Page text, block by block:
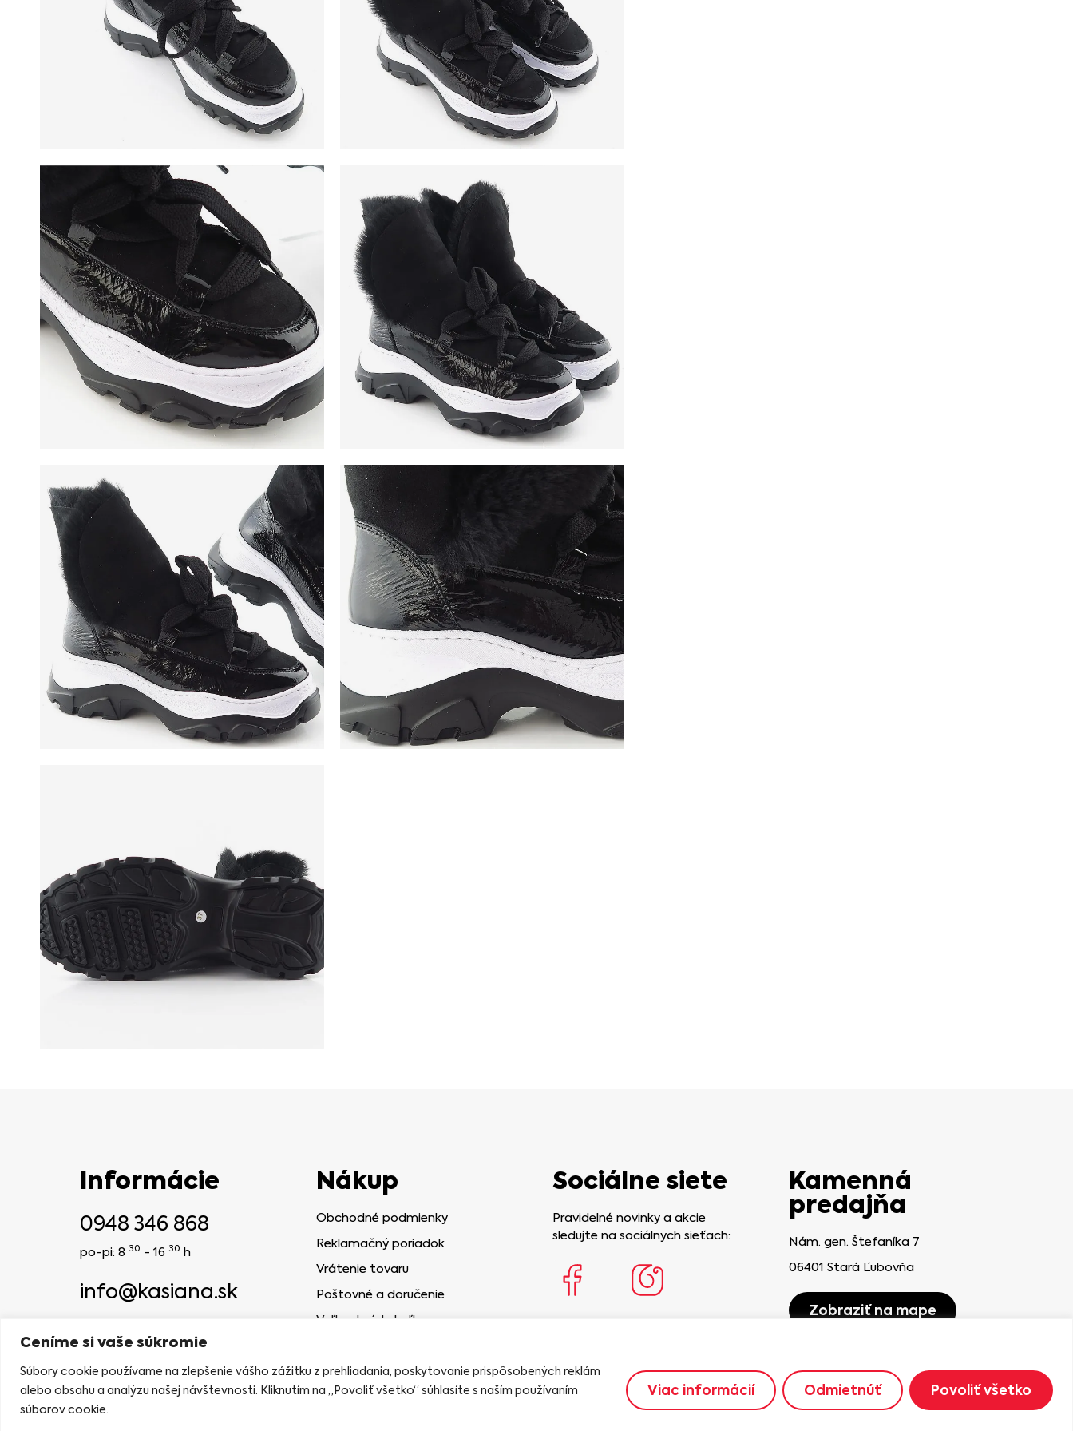
Ceníme si vaše súkromie
Súbory cookie používame na zlepšenie vášho zážitku z prehliadania, poskytovanie prispôsobených reklám
alebo obsahu a analýzu našej návštevnosti. Kliknutím na „Povoliť všetko“ súhlasíte s naším používaním
súborov cookie.
Viac informácií Odmietnúť Povoliť všetko
Informácie
0948 346 868
po-pi: 8 30 - 16 30 h
info@kasiana.sk
NAVRHLA AGENTÚRA MELONBERRIES
Nákup
Obchodné podmienky
Reklamačný poriadok
Vrátenie tovaru
Poštovné a doručenie
Veľkostná tabuľka
Sociálne siete
Pravidelné novinky a akcie
sledujte na sociálnych sieťach:
Kamenná
predajňa
Nám. gen. Štefaníka 7
06401 Stará Ľubovňa
Zobraziť na mape